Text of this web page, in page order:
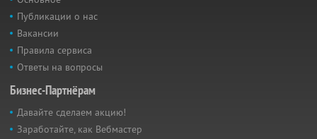
Публикации о нас
Вакансии
Правила сервиса
Ответы на вопросы
Бизнес-Партнёрам
Давайте сделаем акцию!
Заработайте, как Вебмастер